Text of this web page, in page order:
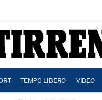
TEMPO LIBERO VIDEO